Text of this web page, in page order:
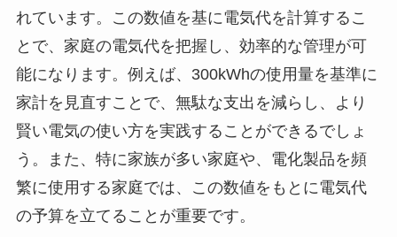
れています。この数値を基に電気代を計算するこ
とで、家庭の電気代を把握し、効率的な管理が可
能になります。例えば、300kWhの使用量を基準に
家計を見直すことで、無駄な支出を減らし、より
賢い電気の使い方を実践することができるでしょ
う。また、特に家族が多い家庭や、電化製品を頻
繁に使用する家庭では、この数値をもとに電気代
の予算を立てることが重要です。